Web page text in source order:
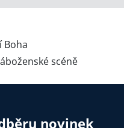
Boha
scéně
novinek